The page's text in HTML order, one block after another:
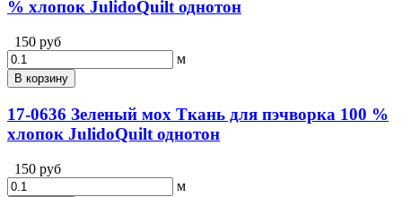
% хлопок JulidoQuilt однотон
150 руб
м
В корзину
17-0636 Зеленый мох Ткань для пэчворка 100 %
хлопок JulidoQuilt однотон
150 руб
м